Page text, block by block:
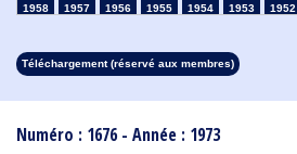
Numéro : 1676 - Année : 1973
1958
1957 1956 1955 1954 1953 1952
1913
1912 1911 1910 1909 1908
Téléchargement (réservé aux membres)